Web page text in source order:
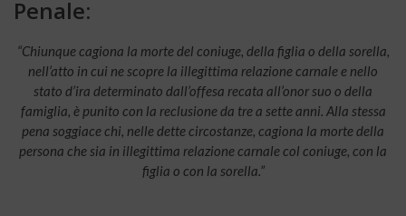
Penale:
“Chiunque cagiona la morte del coniuge, della figlia o della sorella,
nell’atto in cui ne scopre la illegittima relazione carnale e nello
stato d’ira determinato dall’offesa recata all’onor suo o della
famiglia, è punito con la reclusione da tre a sette anni. Alla stessa
pena soggiace chi, nelle dette circostanze, cagiona la morte della
persona che sia in illegittima relazione carnale col coniuge, con la
figlia o con la sorella.”